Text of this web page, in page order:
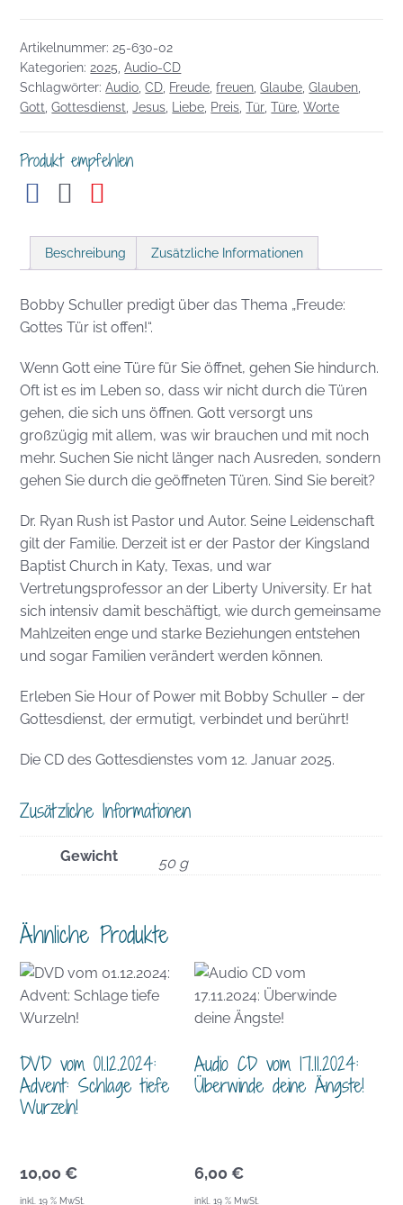
Gottes
Tür
ist
offen!
Artikelnummer: 25-630-02
Kategorien: 2025 ,Audio-CD
Schlagwörter:Audio ,CD Freude ,freuen ,Glaube ,Glauben
Gott ,Gottesdienst ,Jesus Liebe Preis ,Tür ,Türe ,Worte
Produkt empfehlen
Beschreibung Zusätzliche Informationen
Bobby Schuller predigt über das Thema „Freude:
Gottes Tür ist offen!“.
Wenn Gott eine Türe für Sie öffnet, gehen Sie hindurch.
Oft ist es im Leben so, dass wir nicht durch die Türen
gehen, die sich uns öffnen. Gott versorgt uns
großzügig mit allem, was wir brauchen und mit noch
mehr. Suchen Sie nicht länger nach Ausreden, sondern
gehen Sie durch die geöffneten Türen. Sind Sie bereit?
Dr. Ryan Rush ist Pastor und Autor. Seine Leidenschaft
gilt der Familie. Derzeit ist er der Pastor der Kingsland
Baptist Church in Katy, Texas, und war
Vertretungsprofessor an der Liberty University. Er hat
sich intensiv damit beschäftigt, wie durch gemeinsame
Mahlzeiten enge und starke Beziehungen entstehen
und sogar Familien verändert werden können.
Erleben Sie Hour of Power mit Bobby Schuller – der
Gottesdienst, der ermutigt, verbindet und berührt!
Die CD des Gottesdienstes vom 12. Januar 2025.
Zusätzliche Informationen
Gewicht 50 g
Ähnliche Produkte
DVD vom 01.12.2024:
Advent: Schlage tiefe
Wurzeln!
10,00 €
inkl. 19 % MwSt.
Audio CD vom 17.11.2024:
Überwinde deine Ängste!
6,00 €
inkl. 19 % MwSt.